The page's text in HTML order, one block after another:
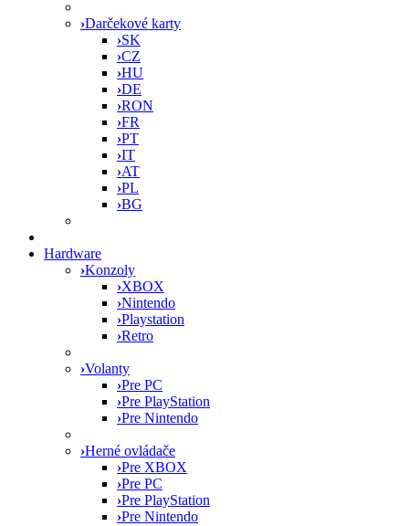
›Darčekové karty
›SK
›CZ
›HU
›DE
›RON
›FR
›PT
›IT
›AT
›PL
›BG
Hardware
›Konzoly
›XBOX
›Nintendo
›Playstation
›Retro
›Volanty
›Pre PC
›Pre PlayStation
›Pre Nintendo
›Herné ovládače
›Pre XBOX
›Pre PC
›Pre PlayStation
›Pre Nintendo